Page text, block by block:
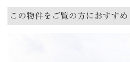
この物件をご覧の方におすすめ